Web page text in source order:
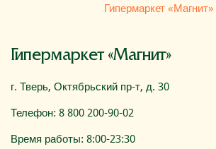
Гипермаркет «Магнит»
Гипермаркет «Магнит»
г. Тверь, Октябрьский пр-т, д. 30
Телефон: 8 800 200-90-02
Время работы: 8:00-23:30